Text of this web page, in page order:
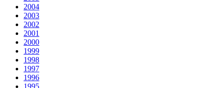
2004
2003
2002
2001
2000
1999
1998
1997
1996